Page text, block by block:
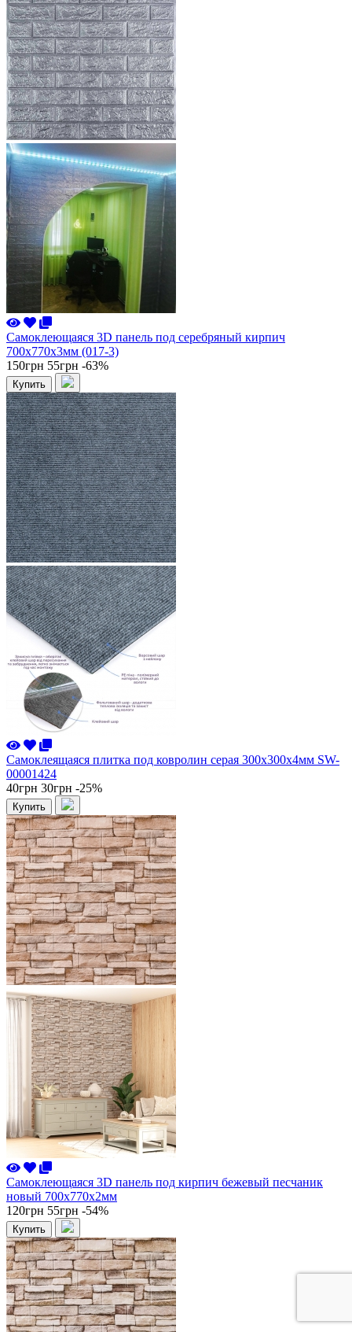
Самоклеющаяся 3D панель под серебряный кирпич
700x770x3мм (017-3)
150грн 55грн -63%
Купить
Самоклеящаяся плитка под ковролин серая 300х300х4мм SW-
00001424
40грн 30грн -25%
Купить
Самоклеющаяся 3D панель под кирпич бежевый песчаник
новый 700x770x2мм
120грн 55грн -54%
Купить